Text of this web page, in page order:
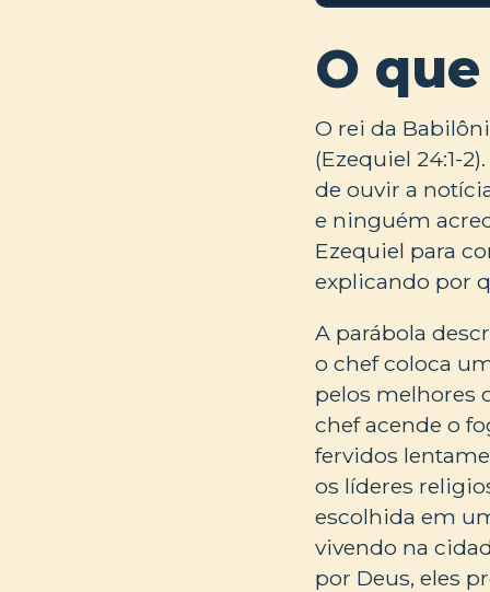
O
O rei da
(Ezequiel 24:1-
de ouvir a
e ninguém
Ezequiel para
explicando por
A parábola
o chef coloca
pelos melhores
chef acende o
fervidos
os líderes
escolhida em
vivendo na
por Deus, eles